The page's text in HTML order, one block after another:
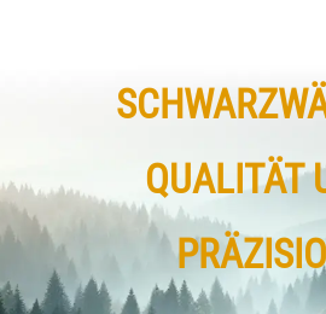
QUALITÄT